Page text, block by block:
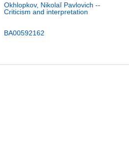
Okhlopkov, Nikolaĭ Pavlovich --
Criticism and interpretation
BA00592162